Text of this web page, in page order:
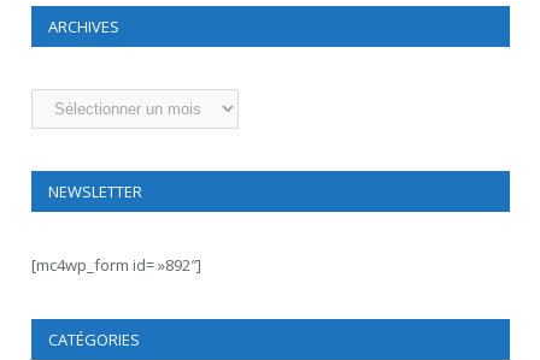
ARCHIVES
Archives
NEWSLETTER
[mc4wp_form id= »892″]
CATÉGORIES